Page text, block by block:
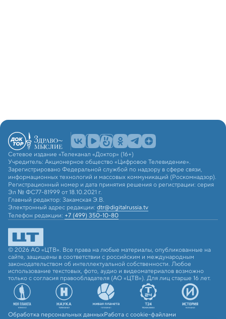
Сетевое издание «Телеканал «Доктор» (16+)
Учредитель: Акционерное общество «Цифровое Телевидение».
Зарегистрировано Федеральной службой по надзору в сфере связи,
информационных технологий и массовых коммуникаций (Роскомнадзор).
Регистрационный номер и дата принятия решения о регистрации: серия
Эл № ФС77-81999 от 18.10.2021 г.
Главный редактор: Закамская Э.В.
Электронный адрес редакции: dtr@digitalrussia.tv
Телефон редакции: +7 (499) 350-10-80
© 2026 АО «ЦТВ». Все права на любые материалы, опубликованные на
сайте, защищены в соответствии с российским и международным
законодательством об интеллектуальной собственности. Любое
использование текстовых, фото, аудио и видеоматериалов возможно
только с согласия правообладателя (АО «ЦТВ»). Для лиц старше 16 лет.
Обработка персональных данныхРабота с cookie-файлами